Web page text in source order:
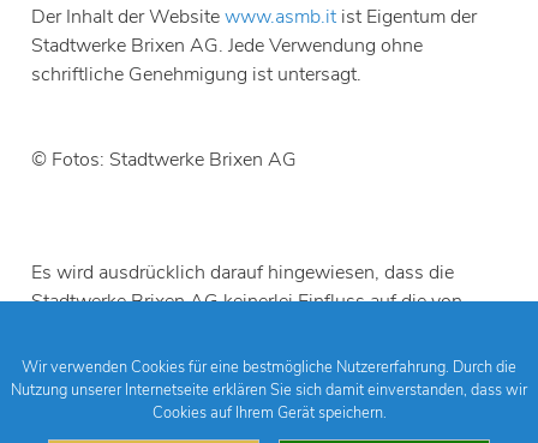
Der Inhalt der Websitewww.asmb.it ist Eigentum der
Stadtwerke Brixen AG. Jede Verwendung ohne
schriftliche Genehmigung ist untersagt.
© Fotos: Stadtwerke Brixen AG
Es wird ausdrücklich darauf hingewiesen, dass die
Stadtwerke Brixen AG keinerlei Einfluss auf die von
publizierten Inhalte hat.
Wir verwenden Cookies für eine bestmögliche Nutzererfahrung. Durch die
Nutzung unserer Internetseite erklären Sie sich damit einverstanden, dass wir
Cookies auf Ihrem Gerät speichern.